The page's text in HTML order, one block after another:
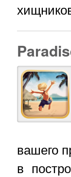
вашего
в